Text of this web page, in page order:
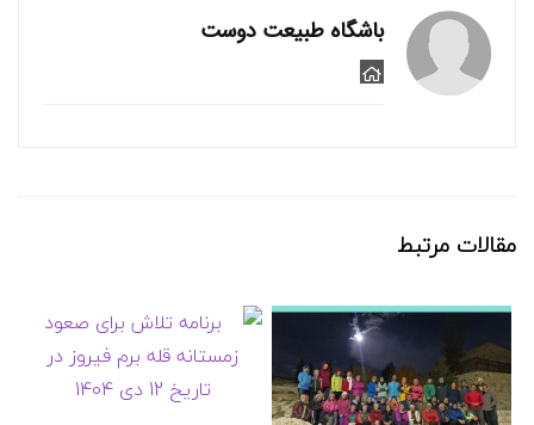
باشگاه طبیعت دوست
مقالات مرتبط